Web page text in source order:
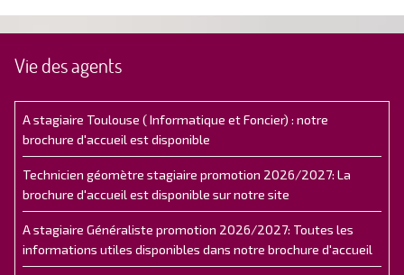
Vie des agents
A stagiaire Toulouse ( Informatique et Foncier) : notre
brochure d'accueil est disponible
Technicien géomètre stagiaire promotion 2026/2027: La
brochure d'accueil est disponible sur notre site
A stagiaire Généraliste promotion 2026/2027: Toutes les
informations utiles disponibles dans notre brochure d'accueil